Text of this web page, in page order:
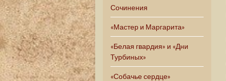
Сочинения
«Мастер и Маргарита»
«Белая гвардия» и «Дни
Турбиных»
«Собачье сердце»